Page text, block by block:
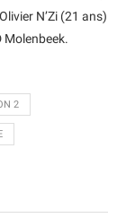
N’Zi (21 ans)
Molenbeek.
2